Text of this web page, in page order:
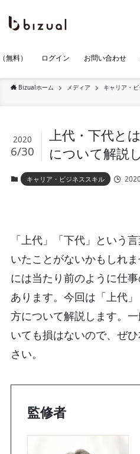
無料） ログイン お問い合わせ
Bizualホーム メディア キャリア・
上代・下代と
について解説
2020
6/30
キャリア・ビジネススキル
「上代」「下代」という
いたことがないかもしれ
には当たり前のように仕
あります。今回は「上代
方について解説します。
いても損はないので、ぜ
さい。
監修者